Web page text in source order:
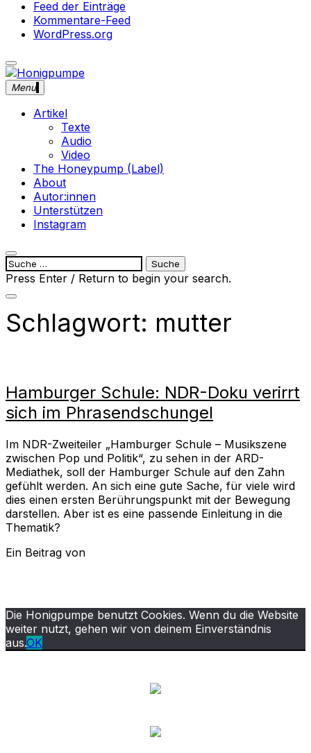
Feed der Einträge
Kommentare-Feed
WordPress.org
close
sidebar
Skip
to
Honigpumpe
Magazin gegen das Verschwinden des Undergrounds
Musik ・Theater ・ Retro-Kultur
Menu
Artikel
Texte
Audio
Video
The Honeypump (Label)
About
Autor:innen
Unterstützen
Instagram
open
search
form
Suche
nach:
Press Enter / Return to begin your search.
close
search
form
Schlagwort: mutter
Hamburger Schule: NDR-Doku verirrt
sich im Phrasendschungel
Im NDR-Zweiteiler „Hamburger Schule – Musikszene
zwischen Pop und Politik“, zu sehen in der ARD-
Mediathek, soll der Hamburger Schule auf den Zahn
gefühlt werden. An sich eine gute Sache, für viele wird
dies einen ersten Berührungspunkt mit der Bewegung
darstellen. Aber ist es eine passende Einleitung in die
Thematik?
Ein Beitrag von
Die Honigpumpe benutzt Cookies. Wenn du die Website
weiter nutzt, gehen wir von deinem Einverständnis
aus.OK